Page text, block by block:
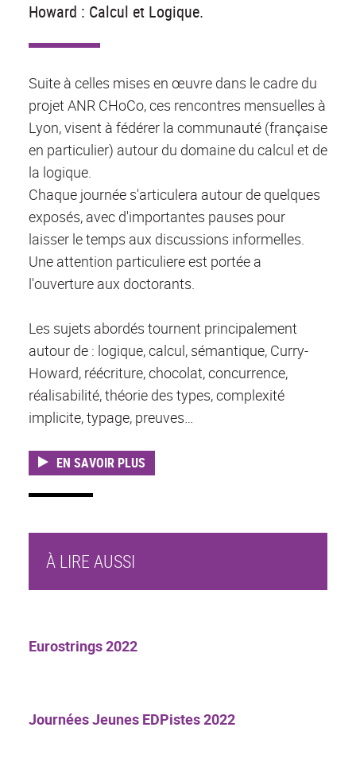
Howard : Calcul et Logique.
Suite à celles mises en œuvre dans le cadre du
projet ANR CHoCo, ces rencontres mensuelles à
Lyon, visent à fédérer la communauté (française
en particulier) autour du domaine du calcul et de
la logique.
Chaque journée s'articulera autour de quelques
exposés, avec d'importantes pauses pour
laisser le temps aux discussions informelles.
Une attention particuliere est portée a
l'ouverture aux doctorants.
Les sujets abordés tournent principalement
autour de : logique, calcul, sémantique, Curry-
Howard, réécriture, chocolat, concurrence,
réalisabilité, théorie des types, complexité
implicite, typage, preuves…
EN SAVOIR PLUS
À LIRE AUSSI
Eurostrings 2022
Journées Jeunes EDPistes 2022